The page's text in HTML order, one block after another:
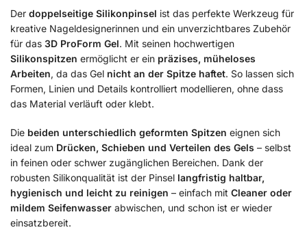
Der doppelseitige Silikonpinsel ist das perfekte Werkzeug für
kreative Nageldesignerinnen und ein unverzichtbares Zubehör
für das 3D ProForm Gel. Mit seinen hochwertigen
Silikonspitzen ermöglicht er ein präzises, müheloses
Arbeiten, da das Gel nicht an der Spitze haftet. So lassen sich
Formen, Linien und Details kontrolliert modellieren, ohne dass
das Material verläuft oder klebt.
Die beiden unterschiedlich geformten Spitzen eignen sich
ideal zum Drücken, Schieben und Verteilen des Gels – selbst
in feinen oder schwer zugänglichen Bereichen. Dank der
robusten Silikonqualität ist der Pinsel langfristig haltbar,
hygienisch und leicht zu reinigen – einfach mit Cleaner oder
mildem Seifenwasser abwischen, und schon ist er wieder
einsatzbereit.